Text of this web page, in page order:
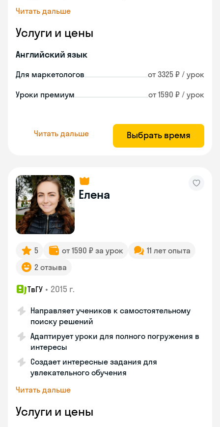
Читать дальше
Услуги и цены
Английский язык
Для маркетологов от 3325 ₽ / урок
Уроки премиум от 1590 ₽ / урок
Читать дальше Выбрать время
Елена
5 от 1590 ₽ за урок
11 лет опыта
2 отзыва
ТвГУ • 2015 г.
Направляет учеников к самостоятельному
поиску решений
Адаптирует уроки для полного погружения в
интересы
Создает интересные задания для
увлекательного обучения
Читать дальше
Услуги и цены